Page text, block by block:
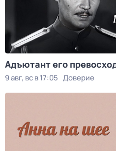
Адъютант его
9 авг, вс в 17:05 Доверие